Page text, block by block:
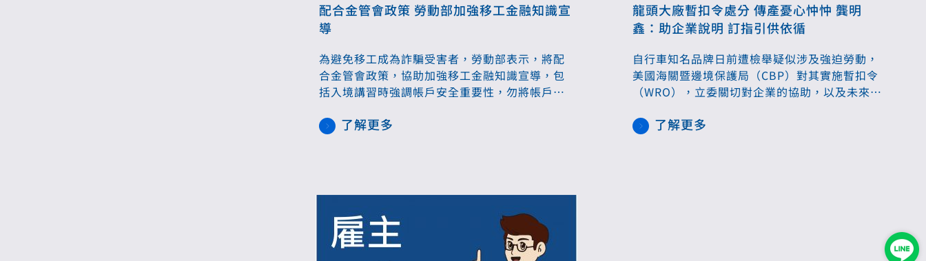
配合金管會政策 勞動部加強移工金融知識宣
導
為避免移工成為詐騙受害者，勞動部表示，將配
合金管會政策，協助加強移工金融知識宣導，包
括入境講習時強調帳戶安全重要性，勿將帳戶提
形，銀行將凍結其帳戶。
了解更多
龍頭大廠暫扣令處分 傳產憂心忡忡 龔明
鑫：助企業說明 訂指引供依循
自行車知名品牌日前遭檢舉疑似涉及強迫勞動，
美國海關暨邊境保護局（CBP）對其實施暫扣令
（WRO），立委關切對企業的協助，以及未來無
要符合當地的勞動標準？經濟部長龔明鑫10月22
了解更多